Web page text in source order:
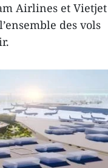
Airlines et Vietjet
des vols